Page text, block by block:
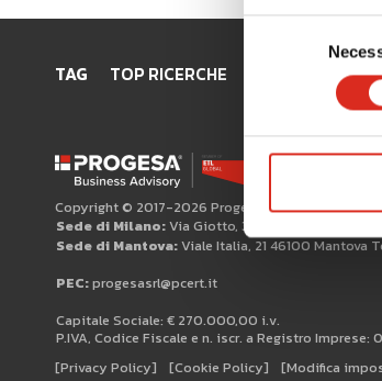
TAG TOP RICERCHE
Copyright © 2017-2026 Progesa Spa
Sede di Milano:Via Giotto, 3 20145 Milano
Sede di Mantova:Viale Italia, 21 46100 Mantova
PEC:progesasrl@pcert.it
Capitale Sociale: € 270.000,00 i.v.
P.IVA, Codice Fiscale e n. iscr. a Registro Imprese:
[Privacy Policy]
[Cookie Policy] [Modifica